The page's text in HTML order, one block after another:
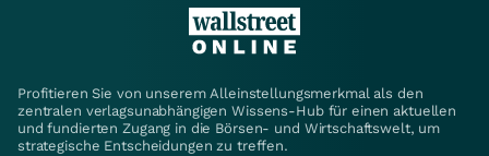
Profitieren Sie von unserem Alleinstellungsmerkmal als den
zentralen verlagsunabhängigen Wissens-Hub für einen aktuellen
und fundierten Zugang in die Börsen- und Wirtschaftswelt, um
strategische Entscheidungen zu treffen.